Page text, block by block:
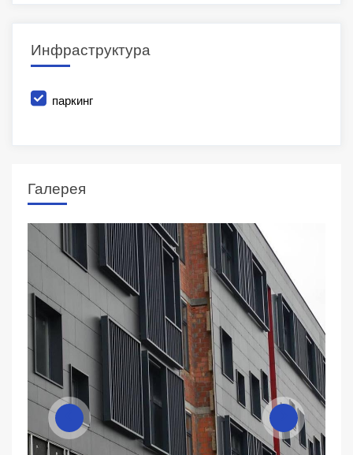
Инфраструктура
паркинг
Галерея